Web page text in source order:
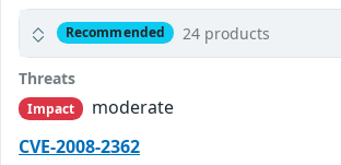
Recommended 24 products
Threats
Impact
moderate
CVE-2008-2362